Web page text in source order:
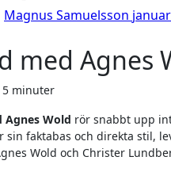
Magnus Samuelsson
med Agnes
5 minuter
Agnes Wold rör snabbt upp
sin faktabas och direkta stil,
Wold och Christer